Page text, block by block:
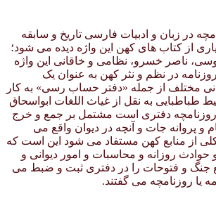
در زبان و ادبیات فارسی تاریخ و سابقه
از کتاب های کهن این واژه دیده می شود؛
ناصر خسرو، نظامی و خاقانی این واژه
روزنامه در نظم و نثر کهن به عنوان یک
مختلف از جمله «دفتر حساب رسی» به کار
طباطبایی به نقل از غیاث اللغات ابواسحاق
دفتری است مشتمل بر جمع و خرج
و پروانه جات و آنچه در دیوان واقع می
طور کلی از منابع کهن مستفاد می شود این است که
حوادث روزانه و محاسبات و امور دیوانی و
جنگ و فتوحات را در دفتری ثبت و ضبط می
یا روزنامچه می گفتند.